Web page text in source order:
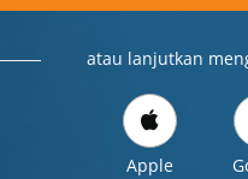
atau lanjutkan
Apple